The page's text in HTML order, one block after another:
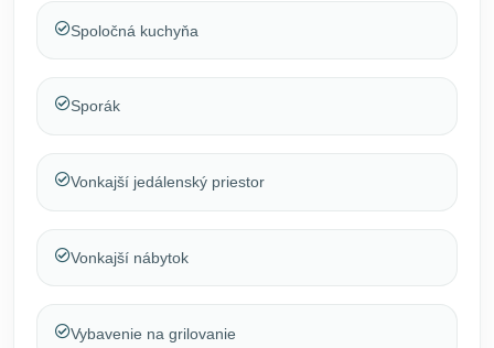
Spoločná kuchyňa
Sporák
Vonkajší jedálenský priestor
Vonkajší nábytok
Vybavenie na grilovanie